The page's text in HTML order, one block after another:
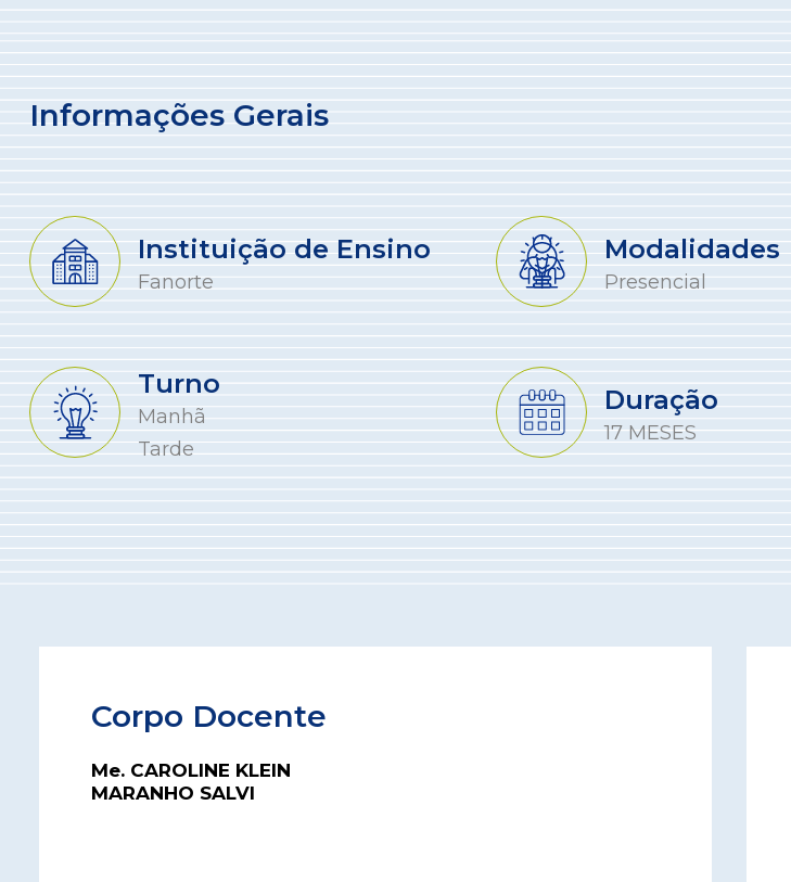
Informações Gerais
Instituição de Ensino
Fanorte
Turno
Manhã
Tarde
Modalidades
Presencial
Duração
17 MESES
Corpo Docente
Me. CAROLINE KLEIN
MARANHO SALVI